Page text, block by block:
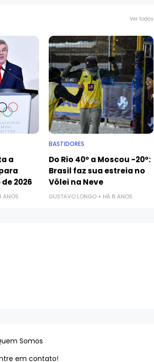
Ver todos
a
2026
ANOS
BASTIDORES
Do Rio 40º a Moscou -20º:
Brasil faz sua estreia no
Vôlei na Neve
GUSTAVO LONGO HÁ 8 ANOS
Somos
em contato!